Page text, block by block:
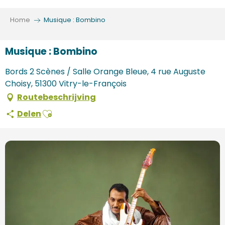
Home Musique : Bombino
Musique : Bombino
Bords 2 Scènes / Salle Orange Bleue, 4 rue Auguste
Choisy, 51300 Vitry-le-François
Routebeschrijving
DelenAjouter aux favoris